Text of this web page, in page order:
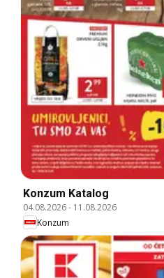
Konzum Katalog
04.08.2026- 11.08.2026
Konzum